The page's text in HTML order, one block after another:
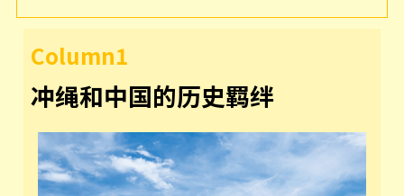
Column1
冲绳和中国的历史羁绊